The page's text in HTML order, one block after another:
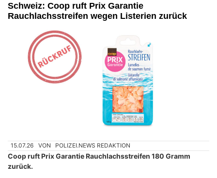
Schweiz: Coop ruft Prix Garantie
Rauchlachsstreifen wegen Listerien zurück
15.07.26 VON POLIZEI.NEWS REDAKTION
Coop ruft Prix Garantie Rauchlachsstreifen 180 Gramm
zurück.